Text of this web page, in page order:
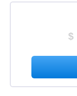
$